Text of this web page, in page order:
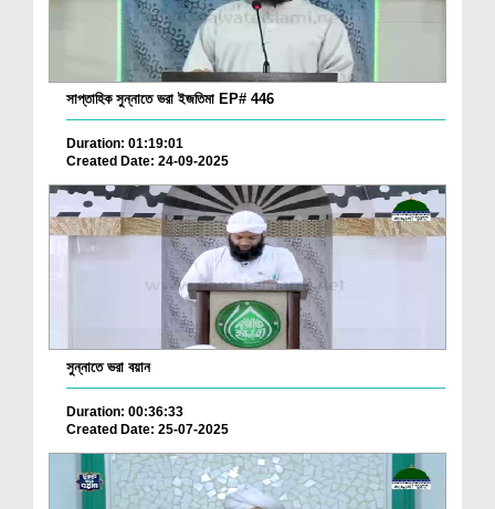
সাপ্তাহিক সুন্নাতে ভরা ইজতিমা EP# 446
Duration: 01:19:01
Created Date: 24-09-2025
সুন্নাতে ভরা বয়ান
Duration: 00:36:33
Created Date: 25-07-2025